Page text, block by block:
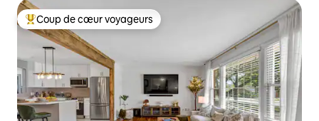
Coups de cœur voyageurs les plus appréciés
Coup de cœur voyageurs